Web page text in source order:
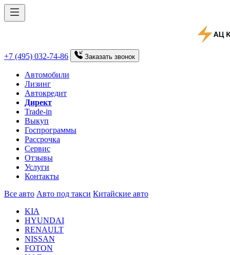
+7 (495) 032-74-86 Заказать звонок
Автомобили
Лизинг
Автокредит
Директ
Trade-in
Выкуп
Госпрограммы
Рассрочка
Сервис
Отзывы
Услуги
Контакты
Все авто Авто под такси Китайские авто
KIA
HYUNDAI
RENAULT
NISSAN
FOTON